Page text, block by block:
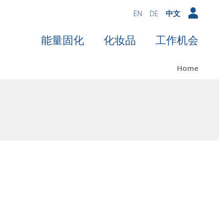
EN DE 中文
能量固化 化妆品 工作机会
Home